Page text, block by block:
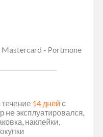
- Portmone
14 дней с
не эксплуатировался,
наклейки,